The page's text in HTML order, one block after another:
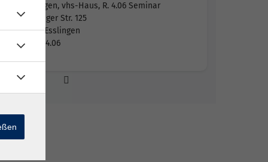
Esslingen, vhs-Haus, R. 4.06 Seminar
Mettinger Str. 125
73728 Esslingen
Raum 4.06